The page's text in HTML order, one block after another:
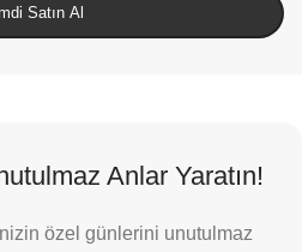
Satın Al
Anlar Yaratın!
özel günlerini unutulmaz